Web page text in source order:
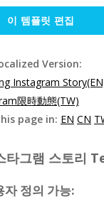
이 템플릿 편집
Version:
Instagram
限時動態(TW)
page in: EN CN
타그램 스토리
자 정의 가능: